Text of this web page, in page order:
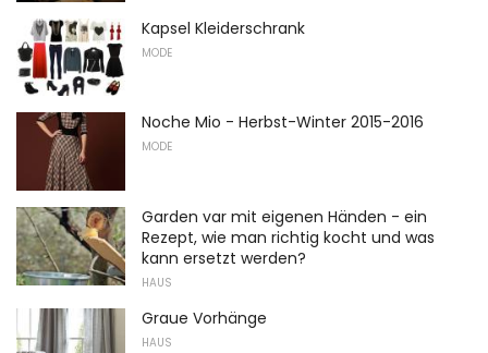
Kapsel Kleiderschrank
MODE
Noche Mio - Herbst-Winter 2015-2016
MODE
Garden var mit eigenen Händen - ein
Rezept, wie man richtig kocht und was
kann ersetzt werden?
HAUS
Graue Vorhänge
HAUS